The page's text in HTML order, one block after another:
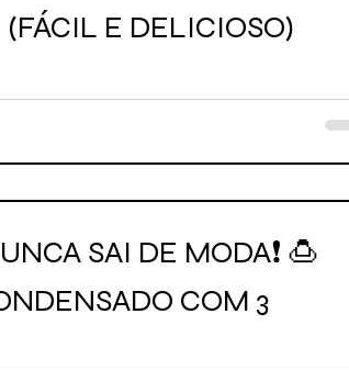
E DELICIOSO)
SAI DE MODA❗ 🍮
COM 3